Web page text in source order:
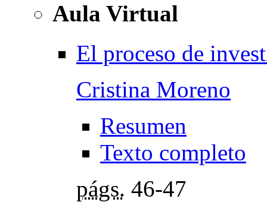
Aula Virtual
El proceso de
Cristina Moreno
Resumen
Texto completo
págs. 46-47